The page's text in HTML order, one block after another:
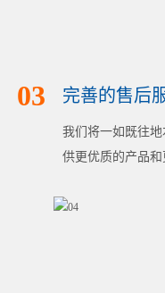
03 完善的售后
我们将一如既往
供更优质的产品